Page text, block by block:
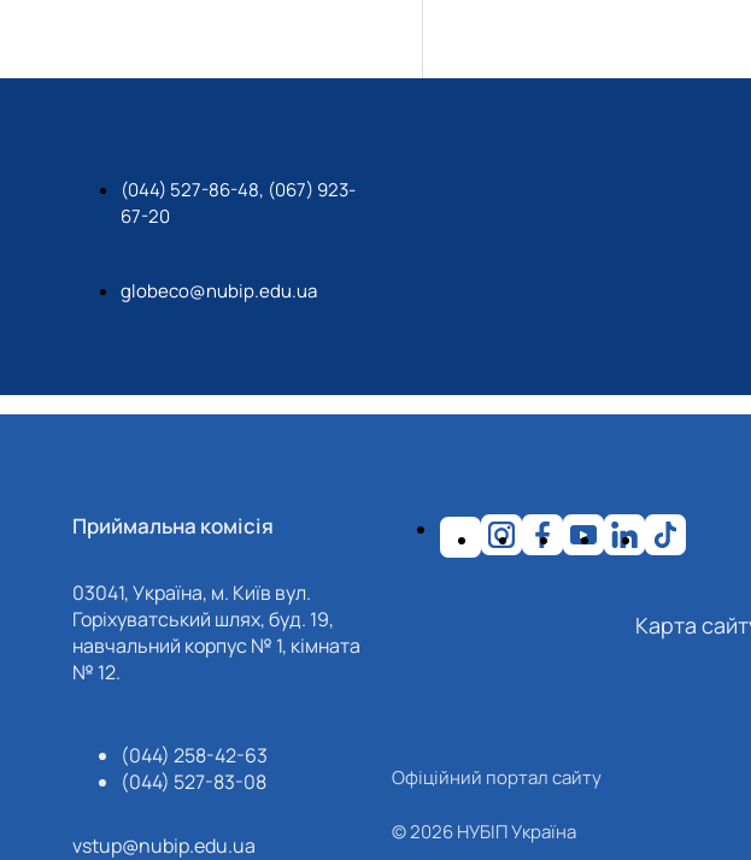
(044) 527-86-48, (067) 923-
67-20
globeco@nubip.edu.ua
Приймальна комісія
03041, Україна, м. Київ вул.
Горіхуватський шлях, буд. 19,
навчальний корпус № 1, кімната
№ 12.
(044) 258-42-63
(044) 527-83-08
vstup@nubip.edu.ua
Карта
Офіційний портал сайту
© 2026 НУБІП Україна